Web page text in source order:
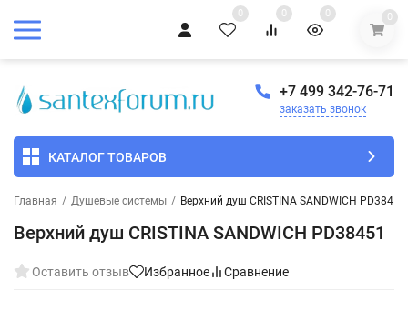
0 0 0 0
+7 499 342-76-71
заказать звонок
КАТАЛОГ ТОВАРОВ
Главная / Душевые системы / Верхний душ CRISTINA SANDWICH PD38451
Верхний душ CRISTINA SANDWICH PD38451
Оставить отзыв Избранное Сравнение